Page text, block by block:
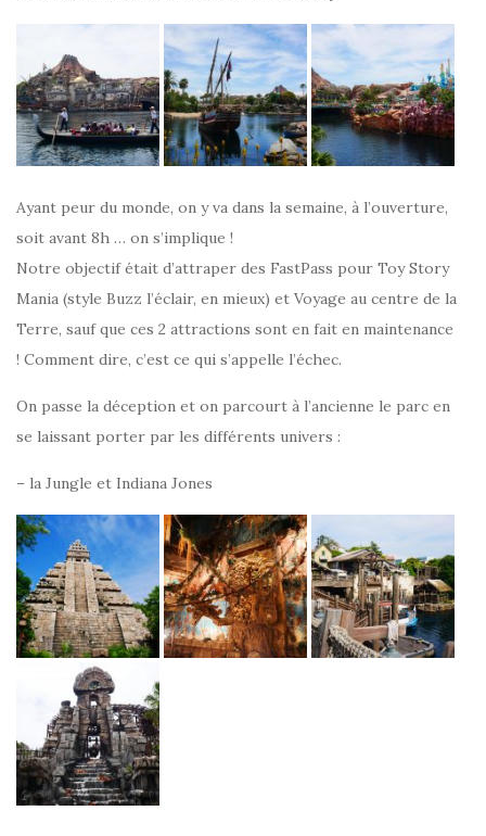
Ayant peur du monde, on y va dans la semaine, à l’ouverture,
soit avant 8h … on s’implique !
Notre objectif était d’attraper des FastPass pour Toy Story
Mania (style Buzz l’éclair, en mieux) et Voyage au centre de la
Terre, sauf que ces 2 attractions sont en fait en maintenance
! Comment dire, c’est ce qui s’appelle l’échec.
On passe la déception et on parcourt à l’ancienne le parc en
se laissant porter par les différents univers :
– la Jungle et Indiana Jones